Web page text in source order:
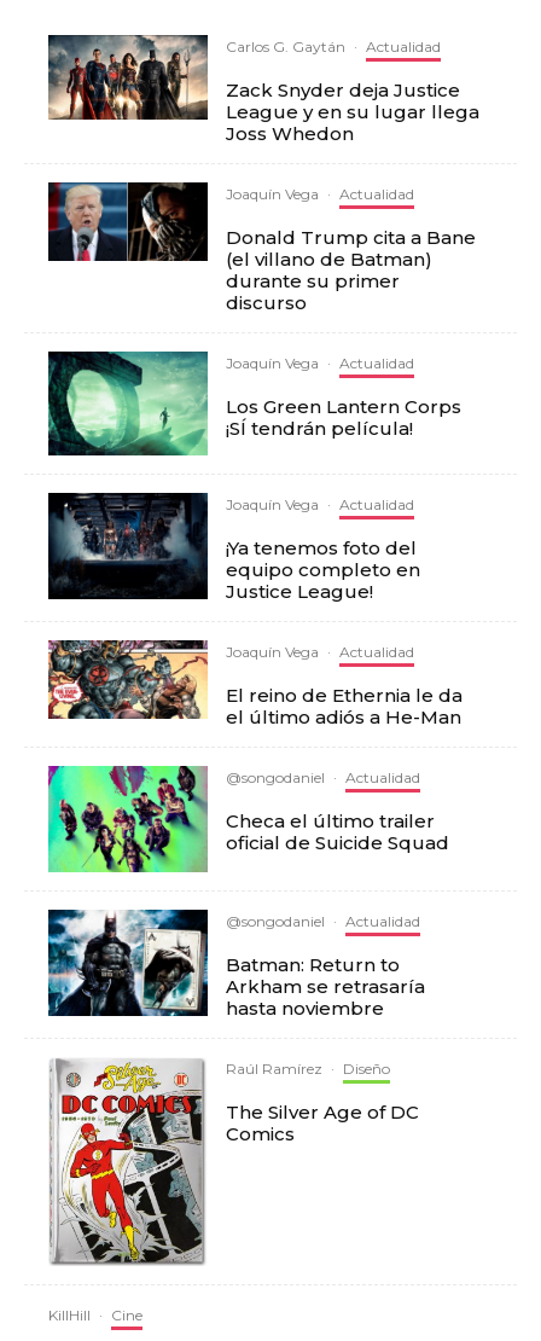
Carlos G. Gaytán · Actualidad
Zack Snyder deja Justice
League y en su lugar llega
Joss Whedon
Joaquín Vega · Actualidad
Donald Trump cita a Bane
(el villano de Batman)
durante su primer
discurso
Joaquín Vega · Actualidad
Los Green Lantern Corps
¡SÍ tendrán película!
Joaquín Vega · Actualidad
¡Ya tenemos foto del
equipo completo en
Justice League!
Joaquín Vega · Actualidad
El reino de Ethernia le da
el último adiós a He-Man
@songodaniel · Actualidad
Checa el último trailer
oficial de Suicide Squad
@songodaniel · Actualidad
Batman: Return to
Arkham se retrasaría
hasta noviembre
Raúl Ramírez · Diseño
The Silver Age of DC
Comics
KillHill · Cine